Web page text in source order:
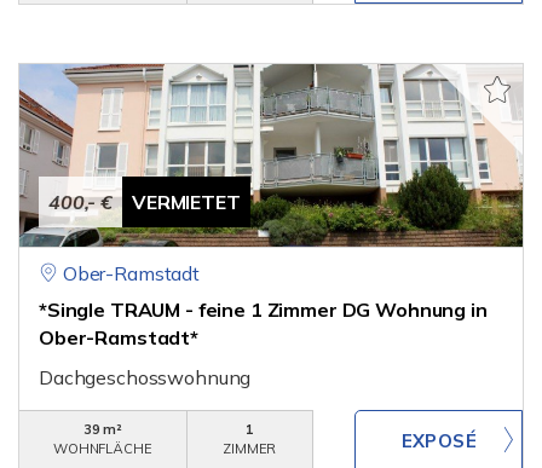
400,- € VERMIETET
Ober-Ramstadt
*Single TRAUM - feine 1 Zimmer DG Wohnung in
Ober-Ramstadt*
Dachgeschosswohnung
39 m²
WOHNFLÄCHE
1
ZIMMER